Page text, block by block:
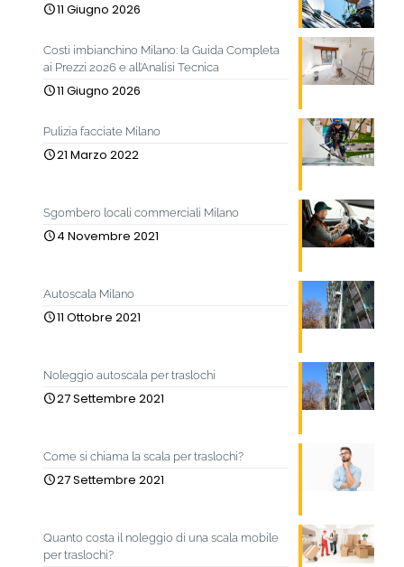
11 Giugno 2026
Costi imbianchino Milano: la Guida Completa
ai Prezzi 2026 e all’Analisi Tecnica
11 Giugno 2026
Pulizia facciate Milano
21 Marzo 2022
Sgombero locali commerciali Milano
4 Novembre 2021
Autoscala Milano
11 Ottobre 2021
Noleggio autoscala per traslochi
27 Settembre 2021
Come si chiama la scala per traslochi?
27 Settembre 2021
Quanto costa il noleggio di una scala mobile
per traslochi?